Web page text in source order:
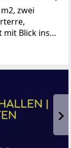
zwei
mit Blick ins
die